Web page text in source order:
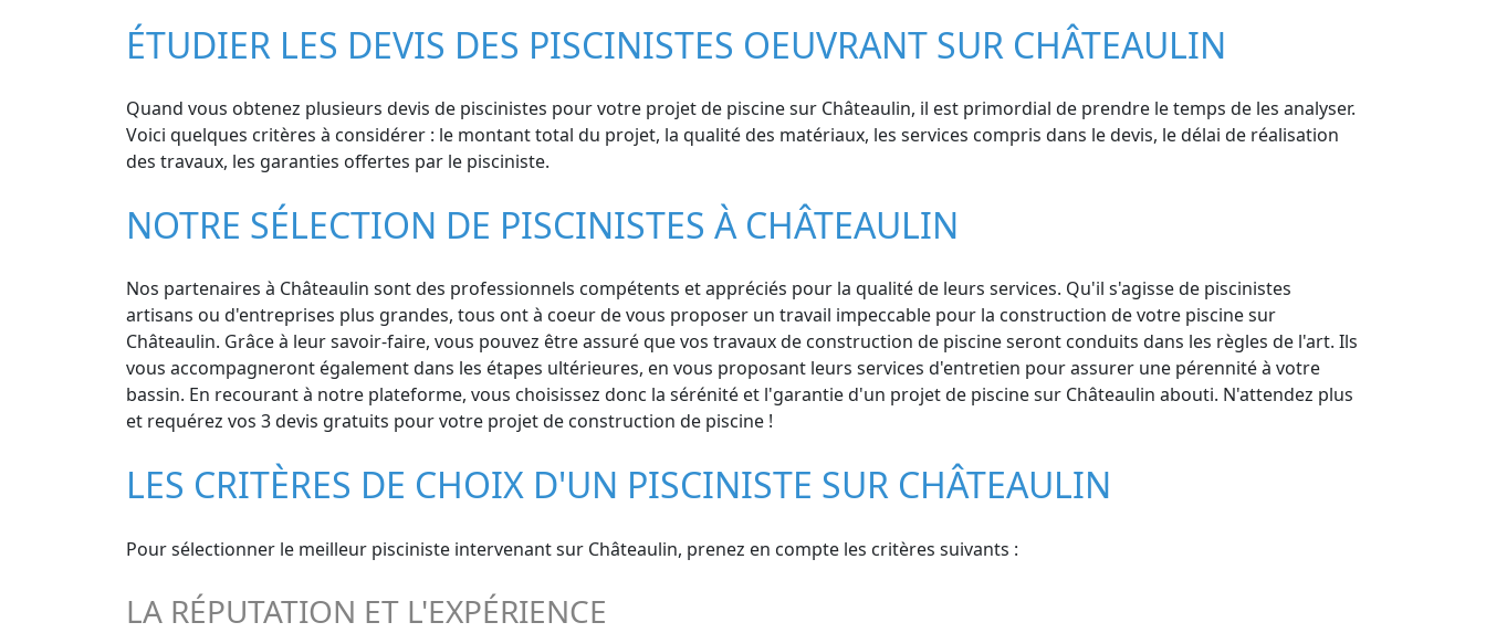
ÉTUDIER LES DEVIS DES PISCINISTES OEUVRANT SUR CHÂTEAULIN
Quand vous obtenez plusieurs devis de piscinistes pour votre projet de piscine sur Châteaulin, il est primordial de prendre le temps de les analyser.
Voici quelques critères à considérer : le montant total du projet, la qualité des matériaux, les services compris dans le devis, le délai de réalisation
des travaux, les garanties offertes par le pisciniste.
NOTRE SÉLECTION DE PISCINISTES À CHÂTEAULIN
Nos partenaires à Châteaulin sont des professionnels compétents et appréciés pour la qualité de leurs services. Qu'il s'agisse de piscinistes
artisans ou d'entreprises plus grandes, tous ont à coeur de vous proposer un travail impeccable pour la construction de votre piscine sur
Châteaulin. Grâce à leur savoir-faire, vous pouvez être assuré que vos travaux de construction de piscine seront conduits dans les règles de l'art. Ils
vous accompagneront également dans les étapes ultérieures, en vous proposant leurs services d'entretien pour assurer une pérennité à votre
bassin. En recourant à notre plateforme, vous choisissez donc la sérénité et l'garantie d'un projet de piscine sur Châteaulin abouti. N'attendez plus
et requérez vos 3 devis gratuits pour votre projet de construction de piscine !
LES CRITÈRES DE CHOIX D'UN PISCINISTE SUR CHÂTEAULIN
Pour sélectionner le meilleur pisciniste intervenant sur Châteaulin, prenez en compte les critères suivants :
LA RÉPUTATION ET L'EXPÉRIENCE